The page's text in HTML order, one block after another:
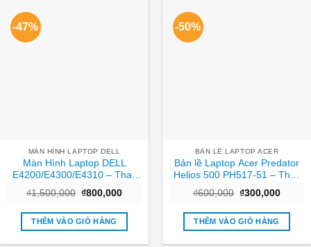
-47%
MÀN HÌNH LAPTOP DELL
Màn Hình Laptop DELL
E4200/E4300/E4310 – Thay
₫1,500,000 Giá
là:
₫1,500,000.
₫800,000Giá
tại
₫800,000.
THÊM VÀO GIỎ HÀNG
-50%
BẢN LỀ LAPTOP ACER
Bản lề Laptop Acer Predator
Helios 500 PH517-51 – Thay
₫600,000 Giá
là:
₫600,000.
₫300,000Giá
tại
THÊM VÀO GIỎ HÀNG